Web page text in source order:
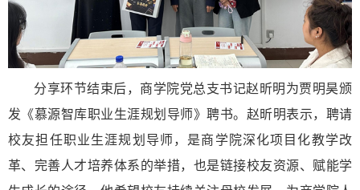
分享环节结束后，商学院党总支书记赵昕明为贾明昊颁
发《慕源智库职业生涯规划导师》聘书。赵昕明表示，聘请
校友担任职业生涯规划导师，是商学院深化项目化教学改
革、完善人才培养体系的举措，也是链接校友资源、赋能学